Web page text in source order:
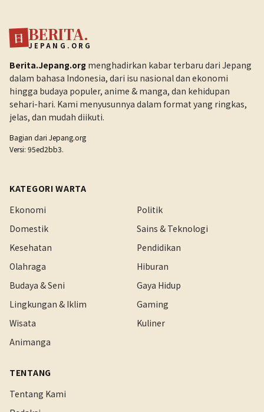
日 BERITA.
JEPANG.ORG
Berita.Jepang.org menghadirkan kabar terbaru dari Jepang
dalam bahasa Indonesia, dari isu nasional dan ekonomi
hingga budaya populer, anime & manga, dan kehidupan
sehari-hari. Kami menyusunnya dalam format yang ringkas,
jelas, dan mudah diikuti.
Bagian dari Jepang.org
Versi: 95ed2bb3.
KATEGORI WARTA
Ekonomi
Politik
Domestik
Sains & Teknologi
Kesehatan
Pendidikan
Olahraga
Hiburan
Budaya & Seni
Gaya Hidup
Lingkungan & Iklim
Gaming
Wisata
Kuliner
Animanga
TENTANG
Tentang Kami